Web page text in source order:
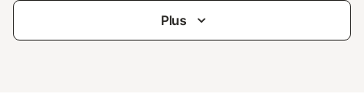
Plus